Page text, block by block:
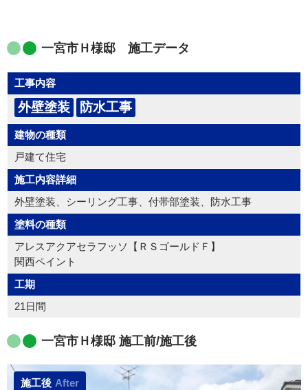
一宮市Ｈ様邸 施工データ
工事内容
外壁塗装 防水工事
建物の種類
戸建て住宅
施工内容詳細
外壁塗装、シーリング工事、付帯部塗装、防水工事
塗料の種類
アレスアクアセラフッソ【ＲＳゴールドＦ】
関西ペイント
工期
21日間
一宮市Ｈ様邸 施工前/施工後
施工後 After